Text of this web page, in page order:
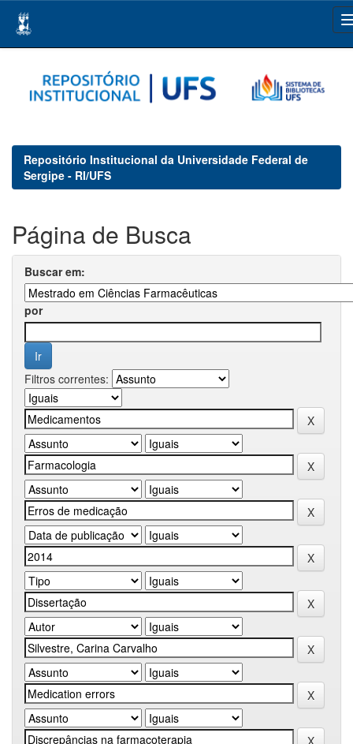
navigation
Repositório Institucional da Universidade Federal de
Sergipe - RI/UFS
Página de Busca
Buscar em:
por
Filtros correntes: